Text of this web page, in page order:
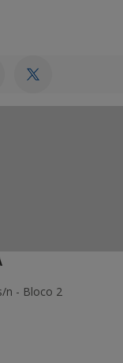
n - Bloco 2